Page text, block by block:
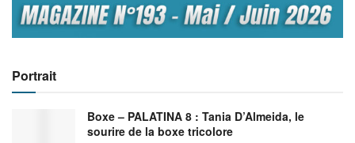
Portrait
Boxe – PALATINA 8 : Tania D’Almeida, le
sourire de la boxe tricolore